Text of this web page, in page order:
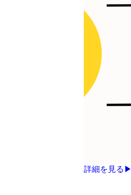
詳細を見る▶